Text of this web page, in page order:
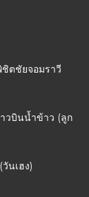
ชิตชัยจอมราวี
วบินน้ำข้าว (ลูก
นเฮง)